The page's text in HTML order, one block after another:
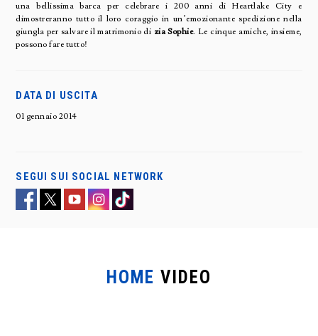
una bellissima barca per celebrare i 200 anni di Heartlake City e
dimostreranno tutto il loro coraggio in un’emozionante spedizione nella
giungla per salvare il matrimonio di zia Sophie. Le cinque amiche, insieme,
possono fare tutto!
DATA DI USCITA
01 gennaio 2014
SEGUI SUI SOCIAL NETWORK
HOME VIDEO